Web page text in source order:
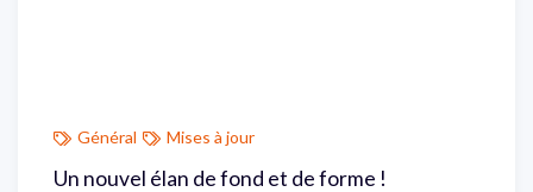
Général Mises à jour
Un nouvel élan de fond et de forme !